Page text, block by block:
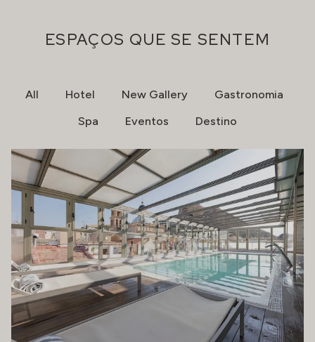
ESPAÇOS QUE SE SENTEM
All Hotel New Gallery
Gastronomia
Spa
Eventos Destino